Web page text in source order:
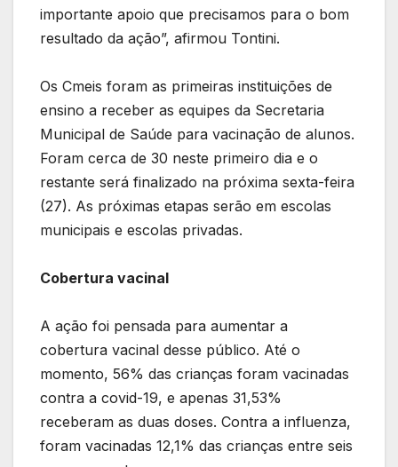
importante apoio que precisamos para o bom
resultado da ação”, afirmou Tontini.
Os Cmeis foram as primeiras instituições de
ensino a receber as equipes da Secretaria
Municipal de Saúde para vacinação de alunos.
Foram cerca de 30 neste primeiro dia e o
restante será finalizado na próxima sexta-feira
(27). As próximas etapas serão em escolas
municipais e escolas privadas.
Cobertura vacinal
A ação foi pensada para aumentar a
cobertura vacinal desse público. Até o
momento, 56% das crianças foram vacinadas
contra a covid-19, e apenas 31,53%
receberam as duas doses. Contra a influenza,
foram vacinadas 12,1% das crianças entre seis